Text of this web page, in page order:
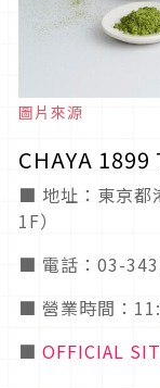
圖片來源
CHAYA 1899
■ 地址：東京
1F）
■ 電話：03-
■ 營業時間：
■ OFFICIAL